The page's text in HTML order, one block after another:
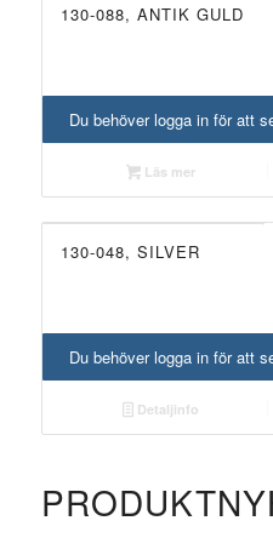
130-088, ANTIK GULD
Du behöver logga in för att
Läs mer
130-048, SILVER
Du behöver logga in för att
Detaljinfo